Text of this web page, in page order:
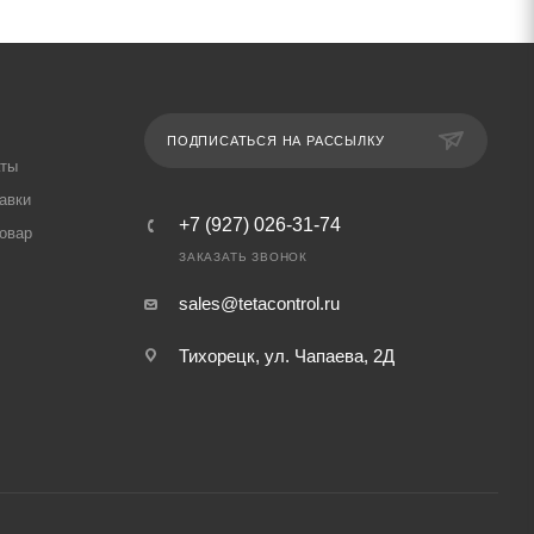
ПОДПИСАТЬСЯ НА РАССЫЛКУ
+7 (927) 026-31-74
ЗАКАЗАТЬ ЗВОНОК
sales@tetacontrol.ru
Тихорецк, ул. Чапаева, 2Д